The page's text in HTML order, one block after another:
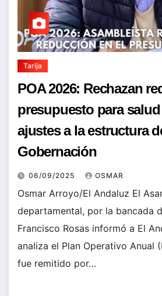
Tarija
POA 2026: Rechazan
presupuesto para
ajustes a la estructura
Gobernación
06/09/2025 OSMAR
Osmar Arroyo/El Andaluz El
departamental, por la bancada
Francisco Rosas informó a El
analiza el Plan Operativo Anual
fue remitido por…